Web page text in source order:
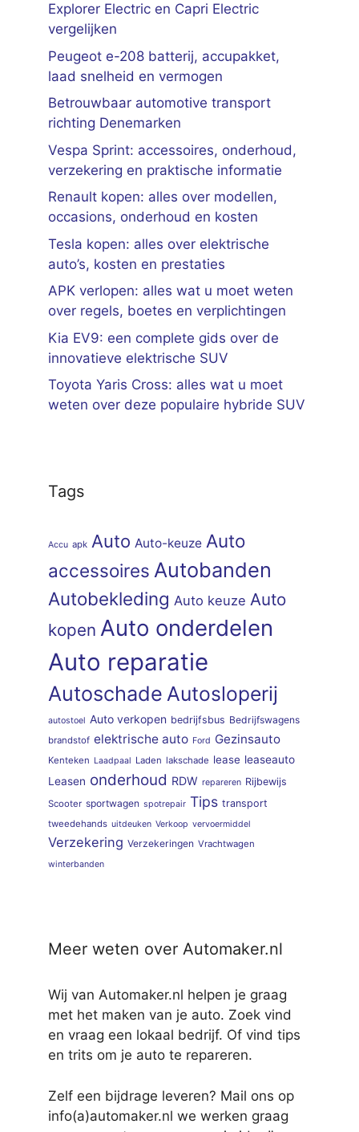
Explorer Electric en Capri Electric
vergelijken
Peugeot e-208 batterij, accupakket,
laad snelheid en vermogen
Betrouwbaar automotive transport
richting Denemarken
Vespa Sprint: accessoires, onderhoud,
verzekering en praktische informatie
Renault kopen: alles over modellen,
occasions, onderhoud en kosten
Tesla kopen: alles over elektrische
auto’s, kosten en prestaties
APK verlopen: alles wat u moet weten
over regels, boetes en verplichtingen
Kia EV9: een complete gids over de
innovatieve elektrische SUV
Toyota Yaris Cross: alles wat u moet
weten over deze populaire hybride SUV
Tags
Accu apk Auto Auto-keuze Auto
accessoires Autobanden
Autobekleding Auto keuze Auto
kopen Auto onderdelen
Auto reparatie
Autoschade Autosloperij
autostoel Auto verkopen bedrijfsbus Bedrijfswagens
brandstof elektrische auto Ford Gezinsauto
Kenteken Laadpaal Laden lakschade lease leaseauto
Leasen onderhoud RDW repareren Rijbewijs
Scooter sportwagen spotrepair Tips transport
tweedehands uitdeuken Verkoop vervoermiddel
Verzekering Verzekeringen Vrachtwagen
winterbanden
Meer weten over Automaker.nl
Wij van Automaker.nl helpen je graag
met het maken van je auto. Zoek vind
en vraag een lokaal bedrijf. Of vind tips
en trits om je auto te repareren.
Zelf een bijdrage leveren? Mail ons op
info(a)automaker.nl we werken graag